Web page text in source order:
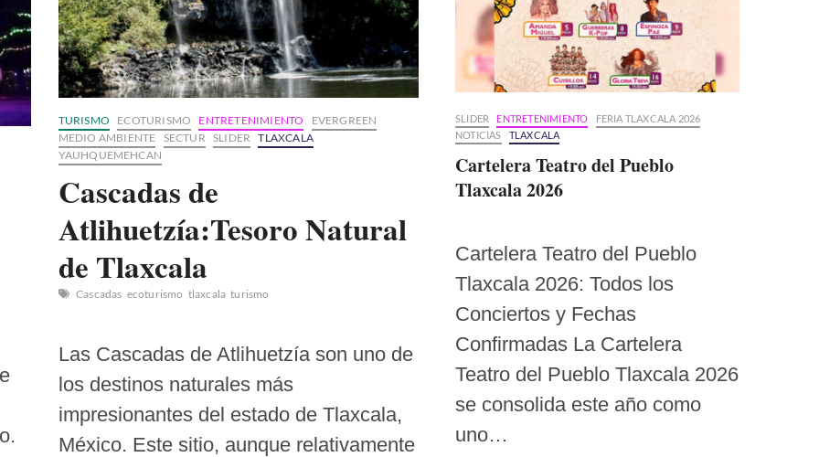
TURISMO ECOTURISMO ENTRETENIMIENTO
EVERGREEN
MEDIO AMBIENTE SECTUR SLIDER
TLAXCALA
YAUHQUEMEHCAN
Cascadas de
Atlihuetzía:Tesoro Natural
de Tlaxcala
Cascadas ecoturismo tlaxcala turismo
Las Cascadas de Atlihuetzía son uno de
los destinos naturales más
impresionantes del estado de Tlaxcala,
México. Este sitio, aunque relativamente
SLIDER ENTRETENIMIENTO
FERIA TLAXCALA 2026
NOTICIAS
TLAXCALA
Cartelera Teatro del Pueblo
Tlaxcala 2026
Cartelera Teatro del Pueblo
Tlaxcala 2026: Todos los
Conciertos y Fechas
Confirmadas La Cartelera
Teatro del Pueblo Tlaxcala 2026
se consolida este año como
uno…